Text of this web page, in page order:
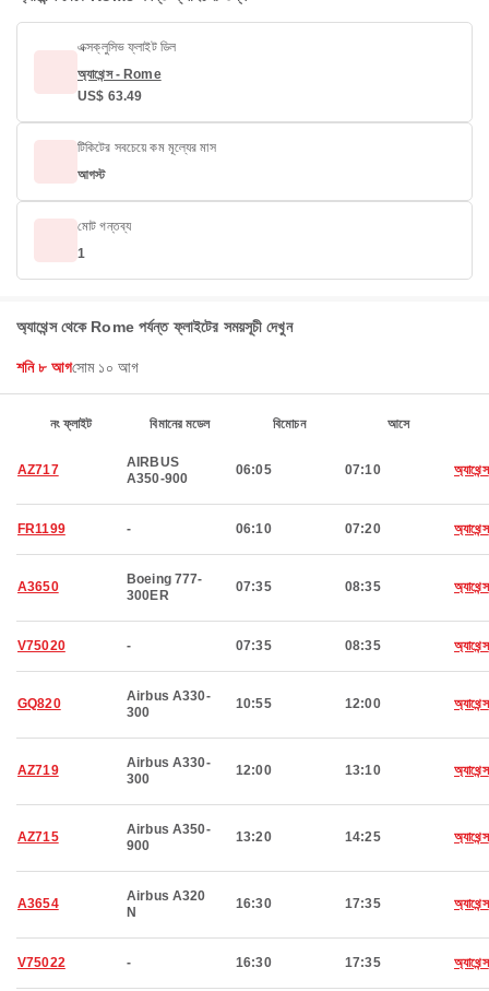
এক্সক্লুসিভ ফ্লাইট ডিল
অ্যাথেন্স - Rome
US$ 63.49
টিকিটের সবচেয়ে কম মূল্যের মাস
আগস্ট
মোট গন্তব্য
1
অ্যাথেন্স থেকে Rome পর্যন্ত ফ্লাইটের সময়সূচী দেখুন
শনি ৮ আগসোম ১০ আগ
নং ফ্লাইট বিমানের মডেল বিমোচন আসে
AZ717
AIRBUS
A350-900
06:05 07:10 অ্যাথেন্স
FR1199 - 06:10 07:20 অ্যাথেন্স
A3650
Boeing 777-
300ER
07:35 08:35 অ্যাথেন্স
V75020 - 07:35 08:35 অ্যাথেন্স
GQ820
Airbus A330-
300
10:55 12:00 অ্যাথেন্স
AZ719
Airbus A330-
300
12:00 13:10 অ্যাথেন্স
AZ715
Airbus A350-
900
13:20 14:25 অ্যাথেন্স
A3654
Airbus A320
N
16:30 17:35 অ্যাথেন্স
V75022 - 16:30 17:35 অ্যাথেন্স